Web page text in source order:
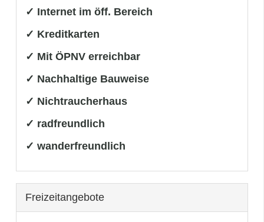
✓ Internet im öff. Bereich
✓ Kreditkarten
✓ Mit ÖPNV erreichbar
✓ Nachhaltige Bauweise
✓ Nichtraucherhaus
✓ radfreundlich
✓ wanderfreundlich
Freizeitangebote